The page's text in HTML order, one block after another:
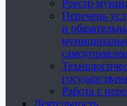
Реестр
Перечень
и
Работа с
Деятельность